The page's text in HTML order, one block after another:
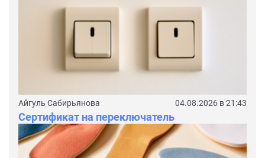
Айгуль Сабирьянова 04.08.2026 в 21:43
Сертификат на переключатель